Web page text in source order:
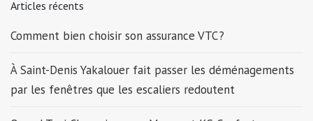
Articles récents
Comment bien choisir son assurance VTC ?
À Saint-Denis Yakalouer fait passer les déménagements
par les fenêtres que les escaliers redoutent